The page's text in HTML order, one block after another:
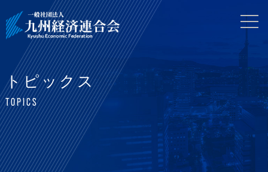
トピックス
TOPICS